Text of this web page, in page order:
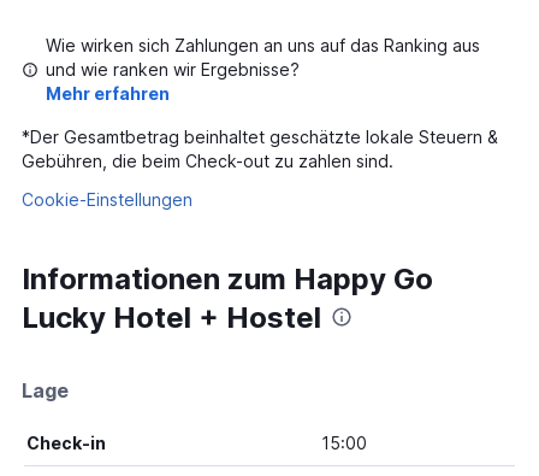
Wie wirken sich Zahlungen an uns auf das Ranking aus
und wie ranken wir Ergebnisse?
Mehr erfahren
*Der Gesamtbetrag beinhaltet geschätzte lokale Steuern &
Gebühren, die beim Check-out zu zahlen sind.
Cookie-Einstellungen
Informationen zum Happy Go
Lucky Hotel + Hostel
Lage
Check-in 15:00